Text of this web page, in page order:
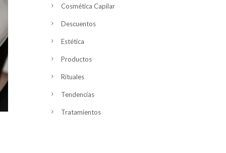
Cosmética Capilar
Descuentos
Estética
Productos
Rituales
Tendencias
Tratamientos